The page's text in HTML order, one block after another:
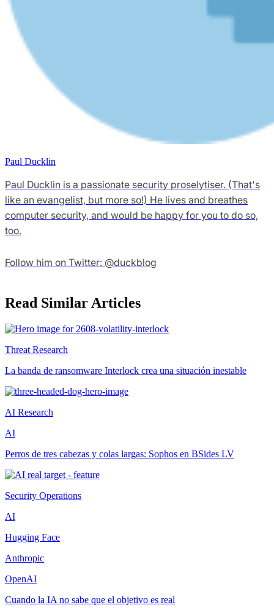
Paul Ducklin
Paul Ducklin is a passionate security proselytiser. (That's
like an evangelist, but more so!) He lives and breathes
computer security, and would be happy for you to do so,
too.
Follow him on Twitter: @duckblog
Read Similar Articles
Threat Research
La banda de ransomware Interlock crea una situación inestable
AI Research
AI
Perros de tres cabezas y colas largas: Sophos en BSides LV
Security Operations
AI
Hugging Face
Anthropic
OpenAI
Cuando la IA no sabe que el objetivo es real